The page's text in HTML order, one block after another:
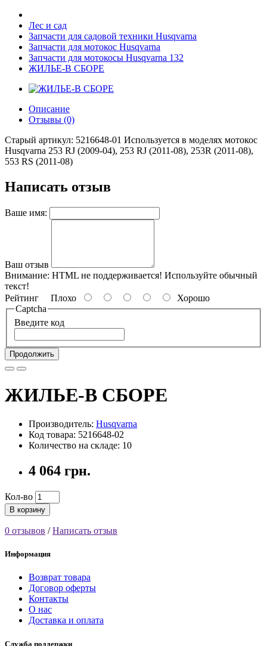
Лес и сад
Запчасти для садовой техники Husqvarna
Запчасти для мотокос Husqvarna
Запчасти для мотокосы Husqvarna 132
ЖИЛЬЕ-В СБОРЕ
Описание
Отзывы (0)
Старый артикул: 5216648-01 Используется в моделях мотокос
Husqvarna 253 RJ (2009-04), 253 RJ (2011-08), 253R (2011-08),
553 RS (2011-08)
Написать отзыв
Ваше имя:
Ваш отзыв
Внимание: HTML не поддерживается! Используйте обычный
текст!
Рейтинг Плохо
Хорошо
Captcha
Введите код
Продолжить
ЖИЛЬЕ-В СБОРЕ
Производитель: Husqvarna
Код товара: 5216648-02
Количество на складе: 10
4 064 грн.
Кол-во
В корзину
0 отзывов /Написать отзыв
Информация
Возврат товара
Договор оферты
Контакты
О нас
Доставка и оплата
Служба поддержки